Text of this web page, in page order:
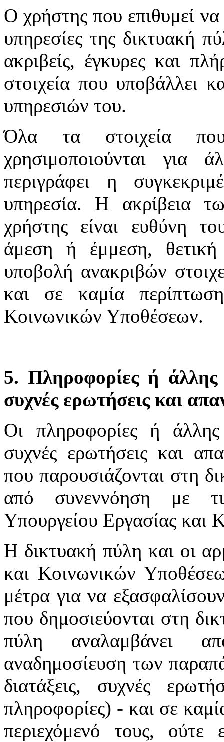
Ο χρήστης που επιθυμεί να
υπηρεσίες της δικτυακή
ακριβείς, έγκυρες και
στοιχεία που υποβάλλει
υπηρεσιών του.
Όλα τα στοιχεία
χρησιμοποιούνται
περιγράφει η
υπηρεσία. Η ακρίβεια
χρήστης είναι ευθύνη
άμεση ή έμμεση,
υποβολή ανακριβών
και σε καμία
Κοινωνικών Υποθέσεων.
5. Πληροφορίες ή άλλης
συχνές ερωτήσεις και
Οι πληροφορίες ή άλλης
συχνές ερωτήσεις και
που παρουσιάζονται στη
από συνεννόηση με
Υπουργείου Εργασίας και
Η δικτυακή πύλη και οι
και Κοινωνικών
μέτρα για να
που δημοσιεύονται στη
πύλη αναλαμβάνει
αναδημοσίευση των
διατάξεις, συχνές
πληροφορίες) - και σε
περιεχόμενό τους, ούτε